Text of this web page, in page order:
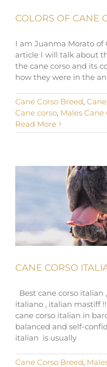
COLORS OF CANE
I am Juanma Morato of
article I will talk about
the cane corso and its
how they were in the
Cane Corso Breed,
Cane corso, Males Cane
Read More
CANE CORSO
Best cane corso italian
italiano , italian mastiff
cane corso italian in
balanced and self-
italian is usually
Cane Corso Breed,